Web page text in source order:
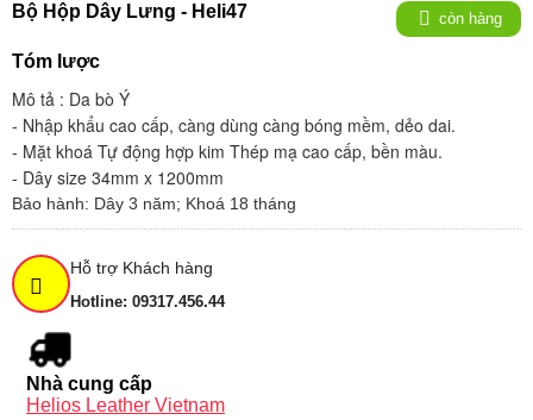
Bộ Hộp Dây Lưng - Heli47 còn hàng
Tóm lược
Mô tả : Da bò Ý
- Nhập khẩu cao cấp, càng dùng càng bóng mềm, dẻo dai.
- Mặt khoá Tự động hợp kim Thép mạ cao cấp, bền màu.
- Dây size 34mm x 1200mm
Bảo hành: Dây 3 năm; Khoá 18 tháng
Hỗ trợ Khách hàng
Hotline: 09317.456.44
Nhà cung cấp
Helios Leather Vietnam